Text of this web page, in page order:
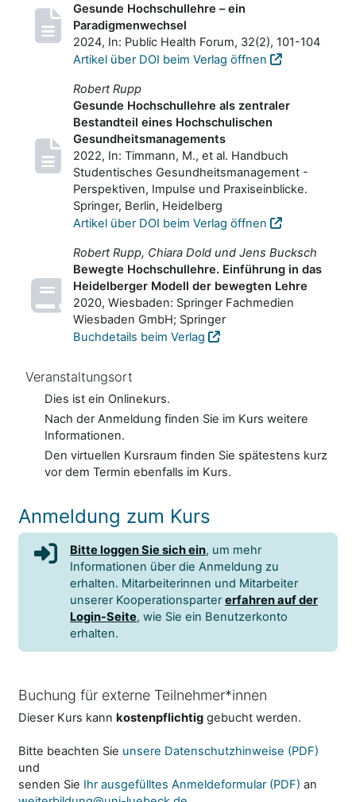
Gesunde Hochschullehre – ein
Paradigmenwechsel
2024, In: Public Health Forum, 32(2), 101-104
Artikel über DOI beim Verlag öffnen
Robert Rupp
Gesunde Hochschullehre als zentraler
Bestandteil eines Hochschulischen
Gesundheitsmanagements
2022, In: Timmann, M., et al. Handbuch
Studentisches Gesundheitsmanagement -
Perspektiven, Impulse und Praxiseinblicke.
Springer, Berlin, Heidelberg
Artikel über DOI beim Verlag öffnen
Robert Rupp, Chiara Dold und Jens Bucksch
Bewegte Hochschullehre. Einführung in das
Heidelberger Modell der bewegten Lehre
2020, Wiesbaden: Springer Fachmedien
Wiesbaden GmbH; Springer
Buchdetails beim Verlag
Veranstaltungsort
Dies ist ein Onlinekurs.
Nach der Anmeldung finden Sie im Kurs weitere
Informationen.
Den virtuellen Kursraum finden Sie spätestens kurz
vor dem Termin ebenfalls im Kurs.
Anmeldung zum Kurs
Bitte loggen Sie sich ein, um mehr
Informationen über die Anmeldung zu
erhalten. Mitarbeiterinnen und Mitarbeiter
unserer Kooperationsparter erfahren auf der
Login-Seite, wie Sie ein Benutzerkonto
erhalten.
Buchung für externe Teilnehmer*innen
Dieser Kurs kann kostenpflichtig gebucht werden.
Bitte beachten Sie unsere Datenschutzhinweise (PDF)
und
senden Sie Ihr ausgefülltes Anmeldeformular (PDF) an